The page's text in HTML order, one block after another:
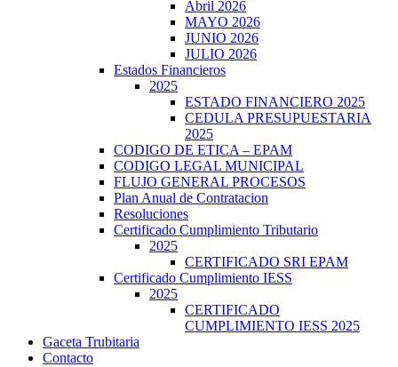
Abril 2026
MAYO 2026
JUNIO 2026
JULIO 2026
Estados Financieros
2025
ESTADO FINANCIERO 2025
CEDULA PRESUPUESTARIA
2025
CODIGO DE ETICA – EPAM
CODIGO LEGAL MUNICIPAL
FLUJO GENERAL PROCESOS
Plan Anual de Contratacion
Resoluciones
Certificado Cumplimiento Tributario
2025
CERTIFICADO SRI EPAM
Certificado Cumplimiento IESS
2025
CERTIFICADO
CUMPLIMIENTO IESS 2025
Gaceta Trubitaria
Contacto